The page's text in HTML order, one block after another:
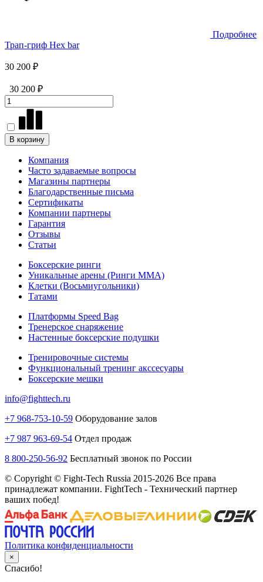
Подробнее
Трап-гриф Hex bar
30 200 ₽
30 200 ₽
В корзину
Компания
Часто задаваемые вопросы
Магазины партнеры
Благодарственные письма
Сертификаты
Компании партнеры
Гарантия
Отзывы
Статьи
Боксерские ринги
Уникальные арены (Ринги ММА)
Клетки (Восьмиугольники)
Татами
Платформы Speed Bag
Тренерское снаряжение
Настенные боксерские подушки
Тренировочные системы
Функциональный тренинг акссесуары
Боксерские мешки
info@fighttech.ru
+7 968-753-10-59 Оборудование залов
+7 987 963-69-54 Отдел продаж
8 800-250-56-92 Бесплатный звонок по России
© Copyright © Fight-Tech Russia 2015-2026 Все права
принадлежат компании. FightTech - Технический партнер
ваших побед!
Политика конфиденциальности
×
Спасибо!